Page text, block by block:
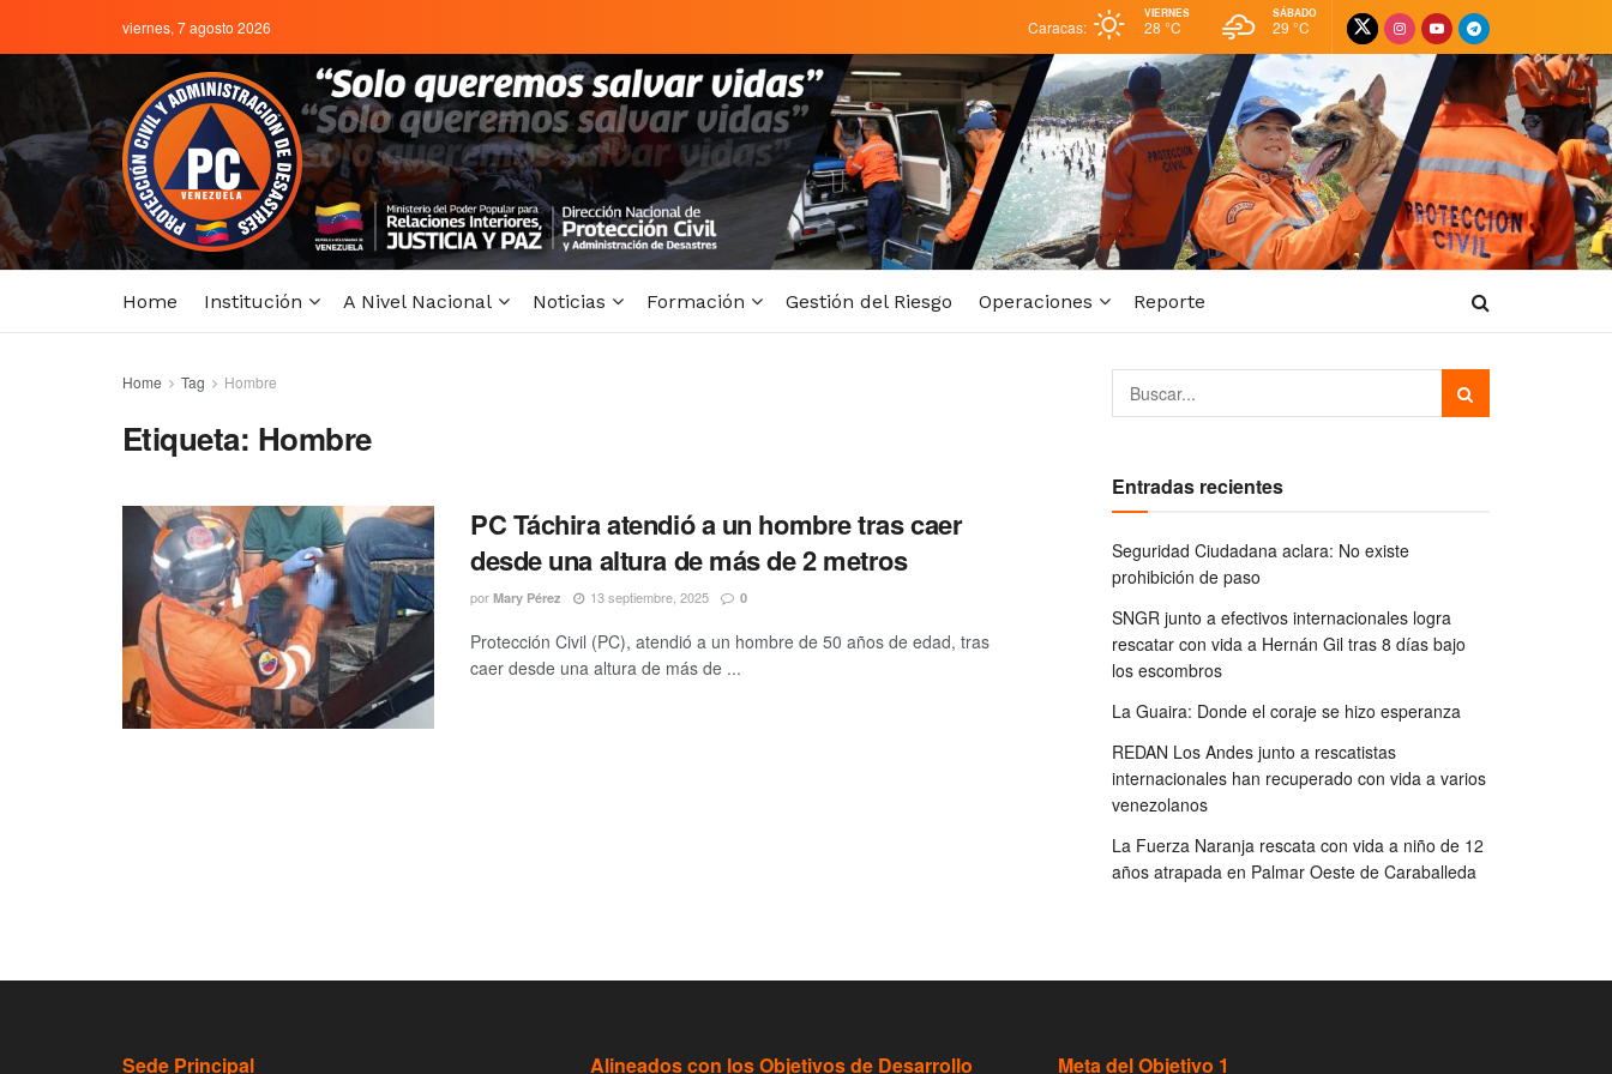
viernes, 7 agosto 2026 Caracas:
VIERNES
28 °C
SÁBADO
29 °C
Home Institución A Nivel Nacional Noticias Formación Gestión del Riesgo Operaciones Reporte
Home Tag Hombre
Etiqueta: Hombre
PC Táchira atendió a un hombre tras caer
desde una altura de más de 2 metros
por Mary Pérez 13 septiembre, 2025 0
Protección Civil (PC), atendió a un hombre de 50 años de edad, tras
caer desde una altura de más de ...
Entradas recientes
Seguridad Ciudadana aclara: No existe
prohibición de paso
SNGR junto a efectivos internacionales logra
rescatar con vida a Hernán Gil tras 8 días bajo
los escombros
La Guaira: Donde el coraje se hizo esperanza
REDAN Los Andes junto a rescatistas
internacionales han recuperado con vida a varios
venezolanos
La Fuerza Naranja rescata con vida a niño de 12
años atrapada en Palmar Oeste de Caraballeda
Sede Principal Alineados con los Objetivos de Desarrollo Meta del Objetivo 1